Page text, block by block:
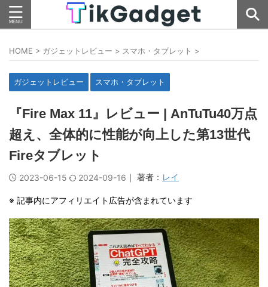
HOME > ガジェットレビュー > スマホ・タブレット >
ガジェットレビュー スマホ・タブレット
『Fire Max 11』レビュー | AnTuTu40万点
超え、全体的に性能が向上した第13世代
Fireタブレット
2023-06-15 2024-09-16 ｜ 著者： レイ
※ 記事内にアフィリエイト広告が含まれています